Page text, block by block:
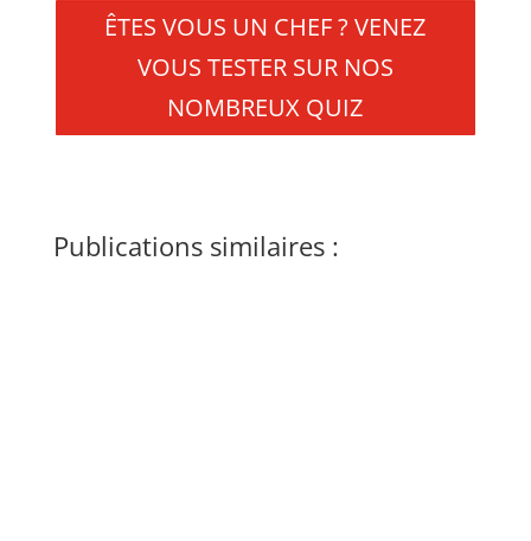
ÊTES VOUS UN CHEF ? VENEZ
VOUS TESTER SUR NOS
NOMBREUX QUIZ
Publications similaires :